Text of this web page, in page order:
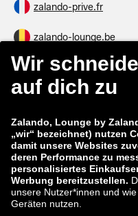
zalando-prive.fr
zalando-lounge.be
zalando-lounge.fi
zalando-lounge.co.uk
zalando-prive.es
zalando-lounge.lt
zalando-lounge.ro